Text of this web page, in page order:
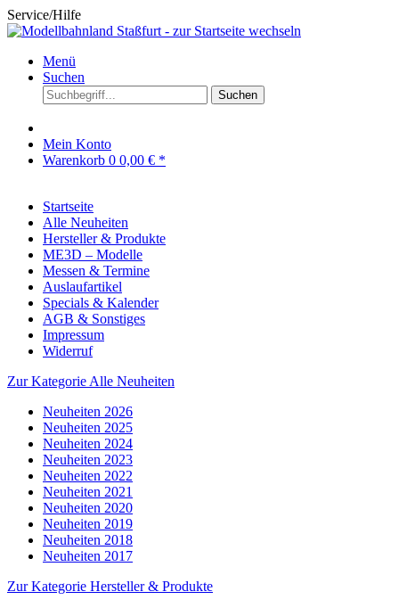
Service/Hilfe
Menü
Suchen
Suchen
Mein Konto
Warenkorb 0 0,00 € *
Startseite
Alle Neuheiten
Hersteller & Produkte
ME3D – Modelle
Messen & Termine
Auslaufartikel
Specials & Kalender
AGB & Sonstiges
Impressum
Widerruf
Zur Kategorie Alle Neuheiten
Neuheiten 2026
Neuheiten 2025
Neuheiten 2024
Neuheiten 2023
Neuheiten 2022
Neuheiten 2021
Neuheiten 2020
Neuheiten 2019
Neuheiten 2018
Neuheiten 2017
Zur Kategorie Hersteller & Produkte